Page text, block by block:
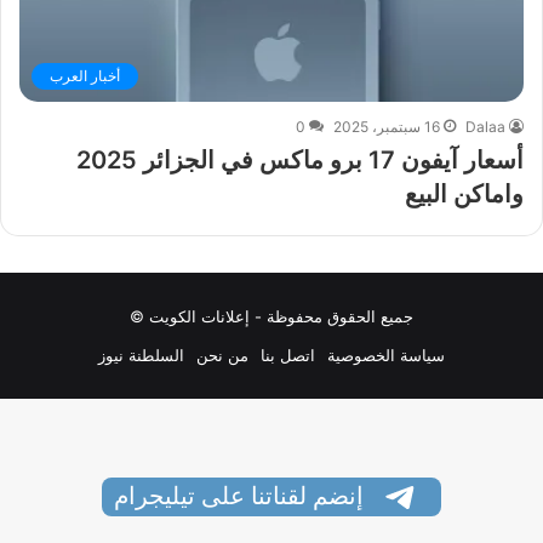
أخبار العرب
Dalaa 16 سبتمبر، 2025 0
أسعار آيفون 17 برو ماكس في الجزائر 2025
واماكن البيع
جميع الحقوق محفوظة - إعلانات الكويت ©
سياسة الخصوصية
اتصل بنا من نحن السلطنة نيوز
إنضم لقناتنا على تيليجرام